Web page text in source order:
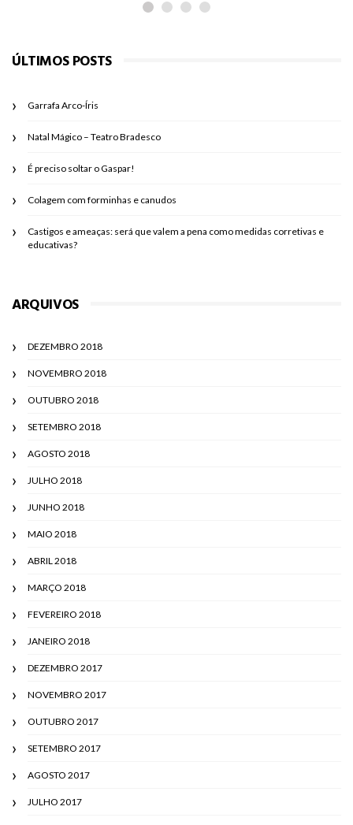
ÚLTIMOS POSTS
Garrafa Arco-Íris
Natal Mágico – Teatro Bradesco
É preciso soltar o Gaspar!
Colagem com forminhas e canudos
Castigos e ameaças: será que valem a pena como medidas corretivas e
educativas?
ARQUIVOS
DEZEMBRO 2018
NOVEMBRO 2018
OUTUBRO 2018
SETEMBRO 2018
AGOSTO 2018
JULHO 2018
JUNHO 2018
MAIO 2018
ABRIL 2018
MARÇO 2018
FEVEREIRO 2018
JANEIRO 2018
DEZEMBRO 2017
NOVEMBRO 2017
OUTUBRO 2017
SETEMBRO 2017
AGOSTO 2017
JULHO 2017